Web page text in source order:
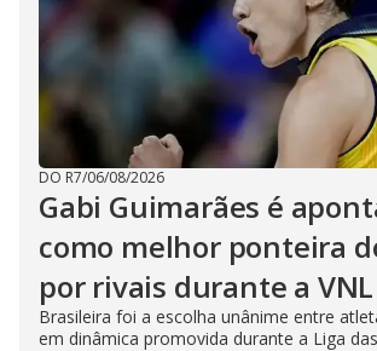
DO R7/06/08/2026
Gabi Guimarães é
como melhor ponteira
por rivais durante a VNL
Brasileira foi a escolha unânime entre
em dinâmica promovida durante a Liga